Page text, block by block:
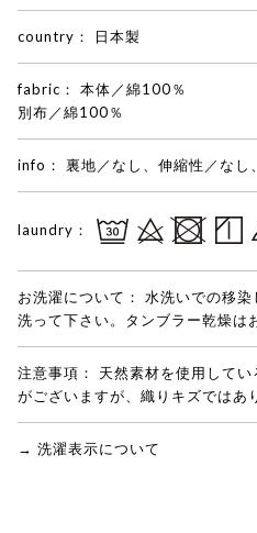
country： 日本製
fabric：
本体／綿100％
別布／綿100％
info： 裏地／なし、伸縮性／なし
laundry：
お洗濯について：
水洗いでの移染
洗って下さい。タンブラー乾燥は
注意事項：
天然素材を使用して
がございますが、織りキズではあ
→ 洗濯表示について